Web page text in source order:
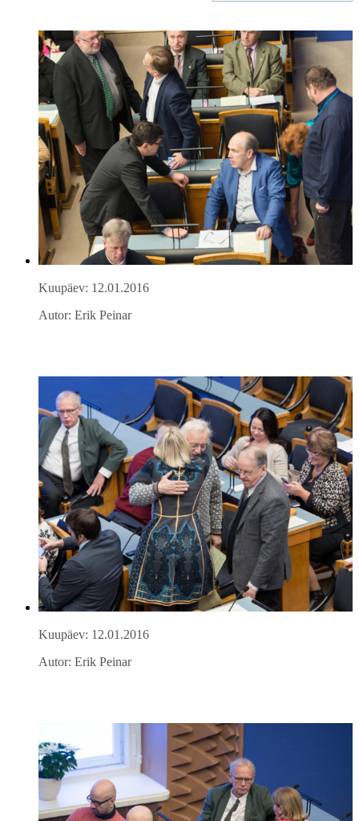
Kuupäev: 12.01.2016
Autor: Erik Peinar
Kuupäev: 12.01.2016
Autor: Erik Peinar